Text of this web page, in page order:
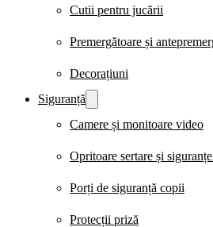
Cutii pentru jucării
Premergătoare și
Decorațiuni
Siguranță
Camere și monitoare video
Opritoare sertare și
Porți de siguranță copii
Protecții priză